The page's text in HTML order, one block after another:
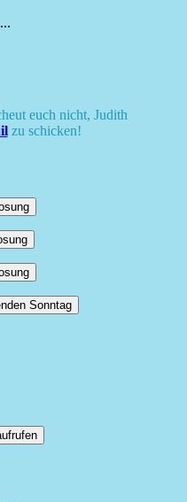
euch nicht, Judith
zu schicken!
Sonntag